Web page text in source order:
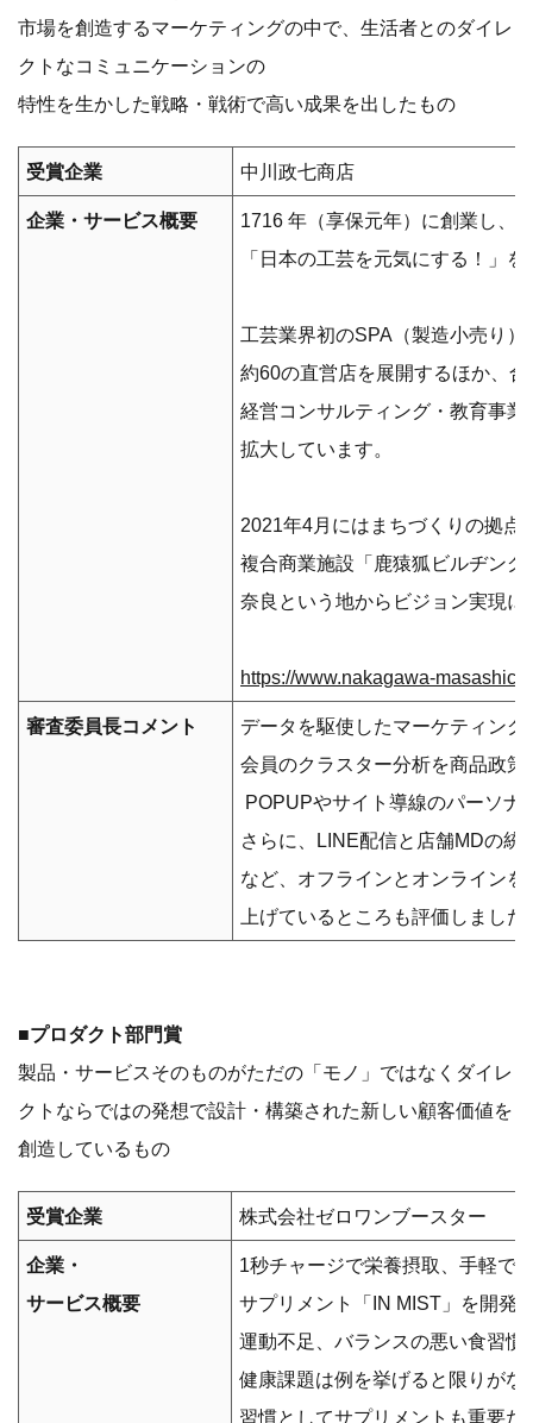
市場を創造するマーケティングの中で、生活者とのダイレ
クトなコミュニケーションの
特性を生かした戦略・戦術で高い成果を出したもの
受賞企業 中川政七商店
企業・サービス概要
1716 年（享保元年）に創業し、
「日本の工芸を元気にする！」
工芸業界初のSPA（製造小売り
約60の直営店を展開するほか、
経営コンサルティング・教育事業
拡大しています。
2021年4月にはまちづくりの拠点
複合商業施設「鹿猿狐ビルヂン
奈良という地からビジョン実現
https://www.nakagawa-
審査委員長コメント
データを駆使したマーケティング
会員のクラスター分析を商品政
POPUPやサイト導線のパーソナ
さらに、LINE配信と店舗MDの統
など、オフラインとオンライン
上げているところも評価しました
■プロダクト部門賞
製品・サービスそのものがただの「モノ」ではなくダイレ
クトならではの発想で設計・構築された新しい顧客価値を
創造しているもの
受賞企業 株式会社ゼロワンブースター
企業・
サービス概要
1秒チャージで栄養摂取、手軽で
サプリメント「IN MIST」を開発
運動不足、バランスの悪い食習慣
健康課題は例を挙げると限りが
習慣としてサプリメントも重要だ